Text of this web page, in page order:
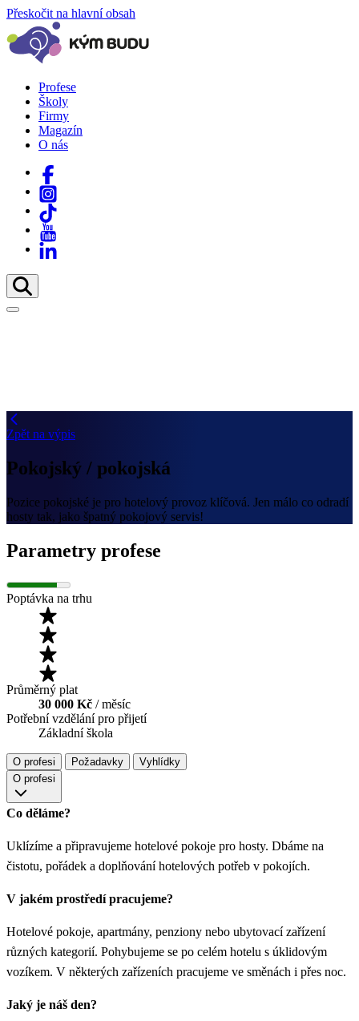
Přeskočit na hlavní obsah
Profese
Školy
Firmy
Magazín
O nás
Zpět na výpis
Pokojský / pokojská
Pozice pokojské je pro hotelový provoz klíčová. Jen málo co odradí
hosty tak, jako špatný pokojový servis!
Parametry profese
Poptávka na trhu
Průměrný plat
30 000 Kč / měsíc
Potřební vzdělání pro přijetí
Základní škola
O profesi Požadavky
Vyhlídky
O profesi
Co děláme?
Uklízíme a připravujeme hotelové pokoje pro hosty. Dbáme na
čistotu, pořádek a doplňování hotelových potřeb v pokojích.
V jakém prostředí pracujeme?
Hotelové pokoje, apartmány, penziony nebo ubytovací zařízení
různých kategorií. Pohybujeme se po celém hotelu s úklidovým
vozíkem. V některých zařízeních pracujeme ve směnách i přes noc.
Jaký je náš den?